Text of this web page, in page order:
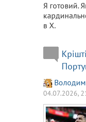
Я готовий.
в X.
04.07.2026,